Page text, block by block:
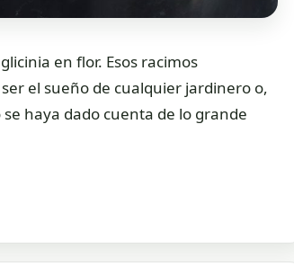
en flor. Esos racimos
el sueño de cualquier jardinero o,
haya dado cuenta de lo grande